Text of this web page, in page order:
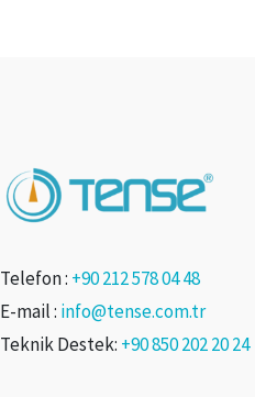
Telefon : +90 212 578 04 48
E-mail : info@tense.com.tr
Teknik Destek: +90 850 202 20 24